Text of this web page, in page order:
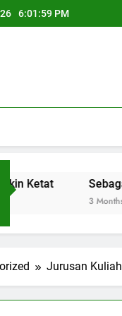
6:01:59 PM
Sebagai
3 Months Ago
Jurusan